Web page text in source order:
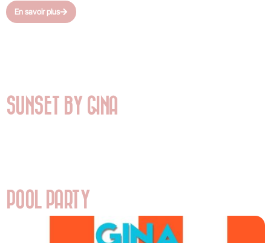
En savoir plus
SUNSET BY GINA
POOL PARTY